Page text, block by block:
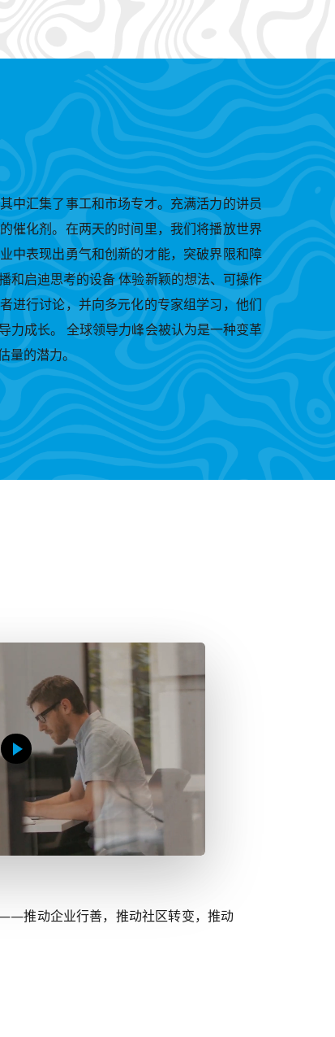
中汇集了事工和市场专才。充满活力的讲员
催化剂。在两天的时间里，我们将播放世界
中表现出勇气和创新的才能，突破界限和障
和启迪思考的设备 体验新颖的想法、可操作
进行讨论，并向多元化的专家组学习，他们
力成长。 全球领导力峰会被认为是一种变革
量的潜力。
推动企业行善，推动社区转变，推动